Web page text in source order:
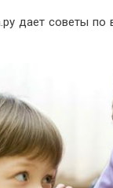
дает советы по